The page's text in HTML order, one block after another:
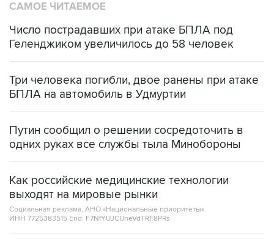
САМОЕ ЧИТАЕМОЕ
Число пострадавших при атаке БПЛА под
Геленджиком увеличилось до 58 человек
Три человека погибли, двое ранены при атаке
БПЛА на автомобиль в Удмуртии
Путин сообщил о решении сосредоточить в
одних руках все службы тыла Минобороны
Как российские медицинские технологии
выходят на мировые рынки
Социальная реклама, АНО «Национальные приоритеты».
ИНН 7725383515 Erid: F7NfYUJCUneVdTRF8PRs